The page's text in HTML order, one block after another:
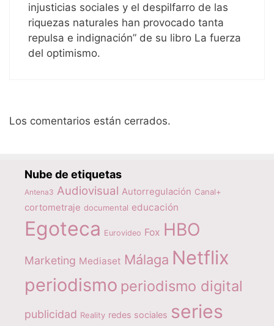
injusticias sociales y el despilfarro de las
riquezas naturales han provocado tanta
repulsa e indignación” de su libro La fuerza
del optimismo.
Los comentarios están cerrados.
Nube de etiquetas
Antena3 Audiovisual Autorregulación Canal+
cortometraje documental educación
Egoteca Eurovideo Fox HBO
Marketing Mediaset Málaga Netflix
periodismo periodismo digital
publicidad Reality redes sociales series